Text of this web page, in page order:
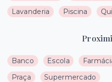
Lavanderia
Piscina
Banco Escola
Praça
Supermercado